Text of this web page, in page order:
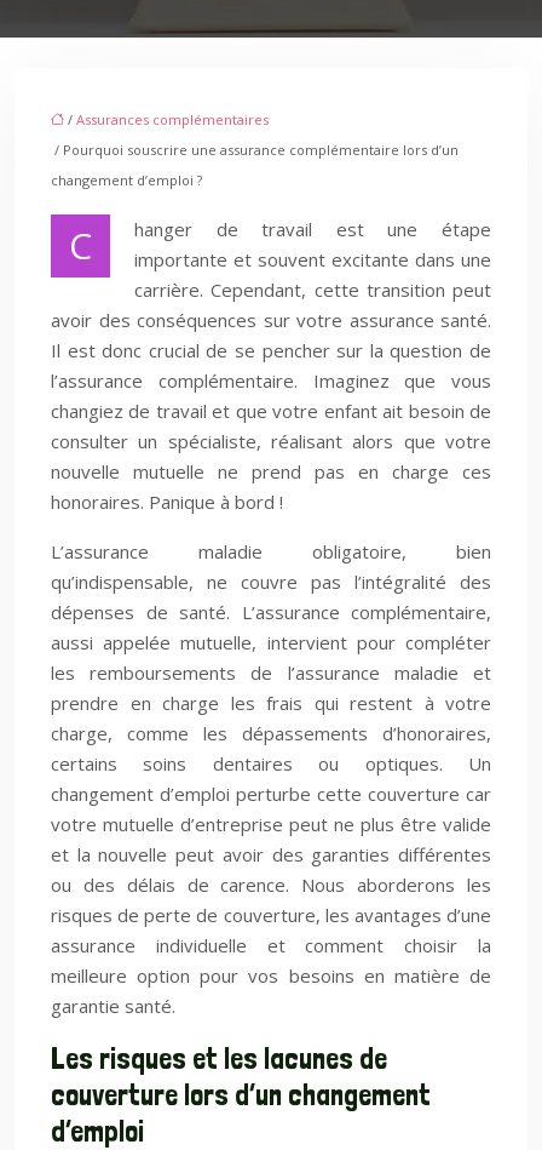
/ Assurances complémentaires
/ Pourquoi souscrire une assurance complémentaire lors d’un
changement d’emploi ?
C
hanger de travail est une étape
importante et souvent excitante dans une
carrière. Cependant, cette transition peut
avoir des conséquences sur votre assurance santé.
Il est donc crucial de se pencher sur la question de
l’assurance complémentaire. Imaginez que vous
changiez de travail et que votre enfant ait besoin de
consulter un spécialiste, réalisant alors que votre
nouvelle mutuelle ne prend pas en charge ces
honoraires. Panique à bord !
L’assurance maladie obligatoire, bien
qu’indispensable, ne couvre pas l’intégralité des
dépenses de santé. L’assurance complémentaire,
aussi appelée mutuelle, intervient pour compléter
les remboursements de l’assurance maladie et
prendre en charge les frais qui restent à votre
charge, comme les dépassements d’honoraires,
certains soins dentaires ou optiques. Un
changement d’emploi perturbe cette couverture car
votre mutuelle d’entreprise peut ne plus être valide
et la nouvelle peut avoir des garanties différentes
ou des délais de carence. Nous aborderons les
risques de perte de couverture, les avantages d’une
assurance individuelle et comment choisir la
meilleure option pour vos besoins en matière de
garantie santé.
Les risques et les lacunes de
couverture lors d’un changement
d’emploi